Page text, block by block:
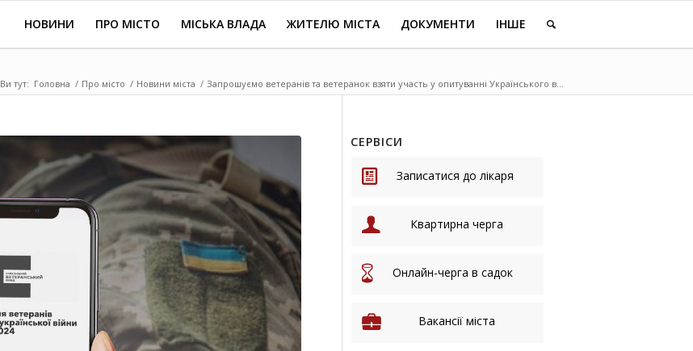
НОВИНИ ПРО МІСТО МІСЬКА ВЛАДА ЖИТЕЛЮ МІСТА ДОКУМЕНТИ ІНШЕ
Ви тут: Головна / Про місто / Новини міста / Запрошуємо ветеранів та ветеранок взяти участь у опитуванні Українського в...
СЕРВІСИ
Записатися до лікаря
Квартирна черга
Онлайн-черга в садок
Вакансії міста